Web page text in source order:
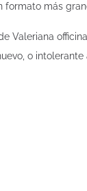
más
Valeriana
o intolerante